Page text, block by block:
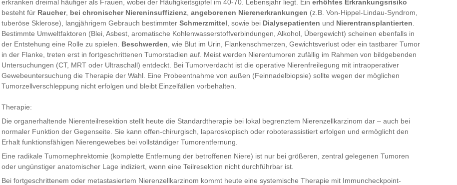
erkranken dreimal häufiger als Frauen, wobei der Häufigkeitsgipfel im 40-70. Lebensjahr liegt. Ein erhöhtes Erkrankungsrisiko
besteht für Raucher, bei chronischer Niereninsuffizienz angeborenen Nierenerkrankungen (z.B. Von-Hippel-Lindau-Syndrom,
tuberöse Sklerose), langjährigem Gebrauch bestimmter Schmerzmittel , sowie bei Dialysepatienten und Nierentransplantierten
Bestimmte Umweltfaktoren (Blei, Asbest, aromatische Kohlenwasserstoffverbindungen, Alkohol, Übergewicht) scheinen ebenfalls in
der Entstehung eine Rolle zu spielen. Beschwerden , wie Blut im Urin, Flankenschmerzen, Gewichtsverlust oder ein tastbarer Tumor
in der Flanke, treten erst in fortgeschrittenen Tumorstadien auf. Meist werden Nierentumoren zufällig im Rahmen von bildgebenden
Untersuchungen (CT, MRT oder Ultraschall) entdeckt. Bei Tumorverdacht ist die operative Nierenfreilegung mit intraoperativer
Gewebeuntersuchung die Therapie der Wahl. Eine Probeentnahme von außen (Feinnadelbiopsie) sollte wegen der möglichen
Tumorzellverschleppung nicht erfolgen und bleibt Einzelfällen vorbehalten.
Therapie:
Die organerhaltende Nierenteilresektion stellt heute die Standardtherapie bei lokal begrenztem Nierenzellkarzinom dar – auch bei
normaler Funktion der Gegenseite. Sie kann offen-chirurgisch, laparoskopisch oder roboterassistiert erfolgen und ermöglicht den
Erhalt funktionsfähigen Nierengewebes bei vollständiger Tumorentfernung.
Eine radikale Tumornephrektomie (komplette Entfernung der betroffenen Niere) ist nur bei größeren, zentral gelegenen Tumoren
oder ungünstiger anatomischer Lage indiziert, wenn eine Teilresektion nicht durchführbar ist.
Bei fortgeschrittenem oder metastasiertem Nierenzellkarzinom kommt heute eine systemische Therapie mit Immuncheckpoint-